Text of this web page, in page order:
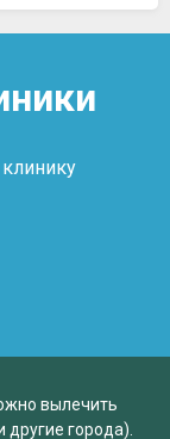
вылечить
города).